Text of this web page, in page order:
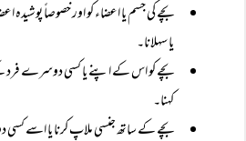
بچے کی جسم یا اعضاء کو اور خصوصاً
یا سہلانا۔
بچے کو اس کے اپنے یا کسی دوسرے
کہنا۔
بچے کے ساتھ جنسی ملاپ کرنا یا اسے